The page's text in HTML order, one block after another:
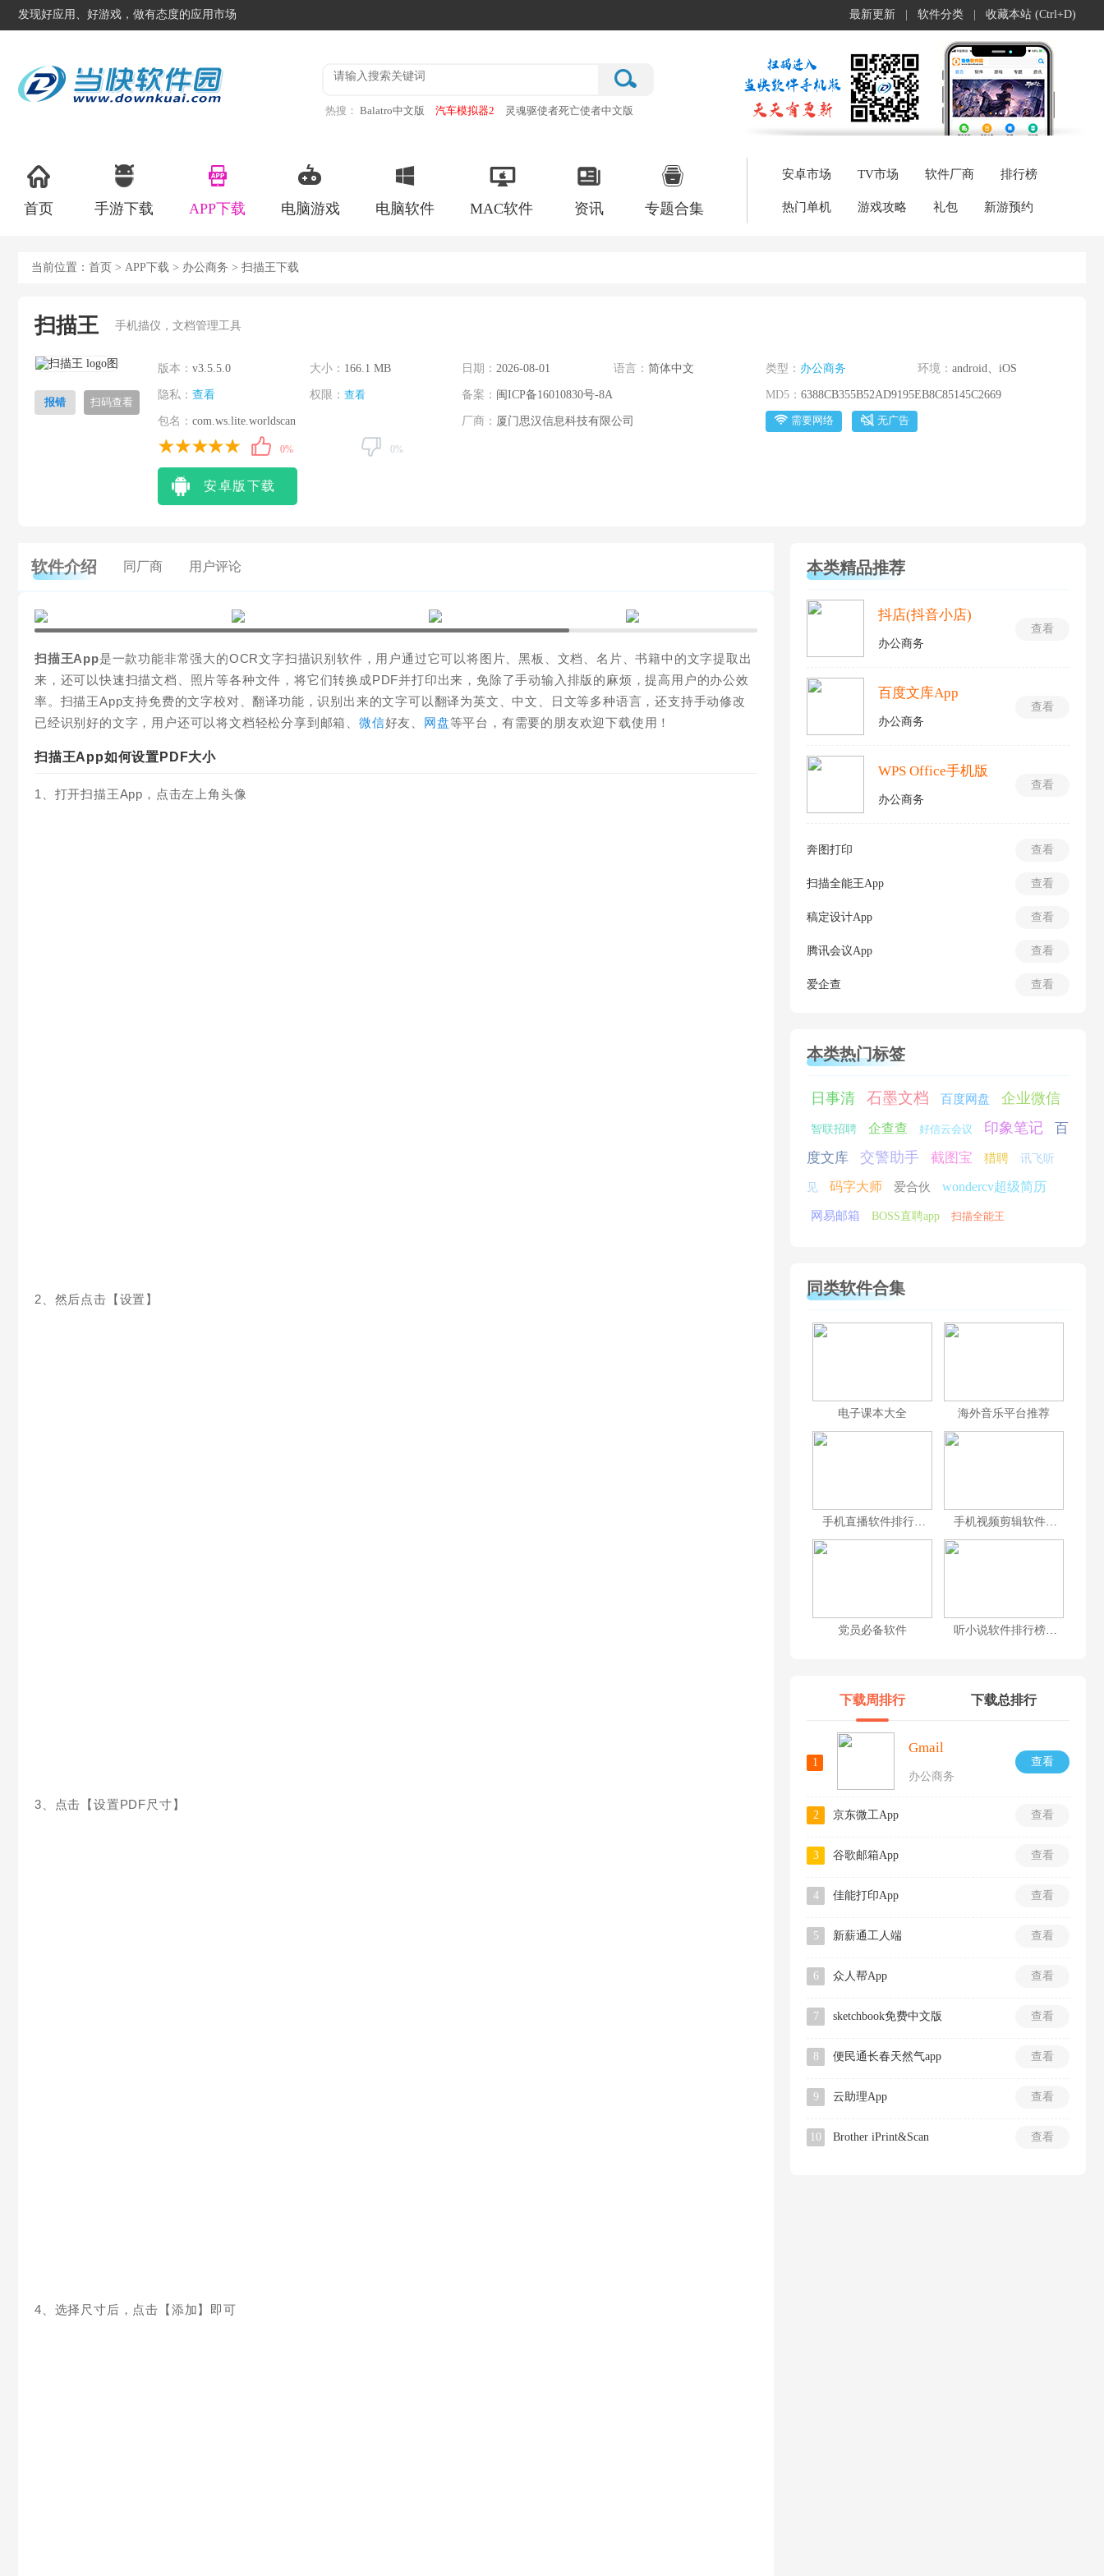
发现好应用、好游戏，做有态度的应用市场 最新更新 软件分类 收藏本站 (Ctrl+D)
热搜： Balatro中文版 汽车模拟器2
灵魂驱使者死亡使者中文版
首页 手游下载 APP下载 电脑游戏 电脑软件 MAC软件 资讯 专题合集
安卓市场 TV市场 软件厂商 排行榜
热门单机 游戏攻略 礼包 新游预约
当前位置： 首页 > APP下载 > 办公商务 > 扫描王下载
扫描王 手机描仪，文档管理工具
报错 扫码查看
版本： v3.5.5.0 大小： 166.1 MB 日期： 2026-08-01 语言： 简体中文 类型： 办公商务 环境： android、iOS
隐私： 查看 权限： 查看 备案： 闽ICP备16010830号-8A MD5： 6388CB355B52AD9195EB8C85145C2669
包名： com.ws.lite.worldscan 厂商： 厦门思汉信息科技有限公司 需要网络 无广告
0% 0%
安卓版下载
软件介绍 同厂商 用户评论
扫描王App是一款功能非常强大的OCR文字扫描识别软件，用户通过它可以将图片、黑板、文档、名片、书籍中的文字提取出
来，还可以快速扫描文档、照片等各种文件，将它们转换成PDF并打印出来，免除了手动输入排版的麻烦，提高用户的办公效
率。扫描王App支持免费的文字校对、翻译功能，识别出来的文字可以翻译为英文、中文、日文等多种语言，还支持手动修改
已经识别好的文字，用户还可以将文档轻松分享到邮箱、 微信好友、 网盘等平台，有需要的朋友欢迎下载使用！
扫描王App如何设置PDF大小
1、打开扫描王App，点击左上角头像
2、然后点击【设置】
3、点击【设置PDF尺寸】
4、选择尺寸后，点击【添加】即可
本类精品推荐
查看
抖店(抖音小店)
办公商务
查看
百度文库App
办公商务
查看
WPS Office手机版
办公商务
查看
奔图打印
查看
扫描全能王App
查看
稿定设计App
查看
腾讯会议App
查看
爱企查
本类热门标签
日事清 石墨文档 百度网盘 企业微信
智联招聘 企查查 好信云会议 印象笔记
百
度文库
交警助手 截图宝 猎聘 讯飞听
见 码字大师 爱合伙 wondercv超级简历
网易邮箱 BOSS直聘app 扫描全能王
同类软件合集
电子课本大全 海外音乐平台推荐
手机直播软件排行榜前十名 手机视频剪辑软件排行榜前十名
党员必备软件 听小说软件排行榜前十名
下载周排行 下载总排行
1 查看
Gmail
办公商务
2 查看
京东微工App
3 查看
谷歌邮箱App
4 查看
佳能打印App
5 查看
新薪通工人端
6 查看
众人帮App
7 查看
sketchbook免费中文版
8 查看
便民通长春天然气app
9 查看
云助理App
10 查看
Brother iPrint&Scan